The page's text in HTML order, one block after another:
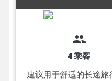
group
4 乘客
建议用于舒适的长途旅